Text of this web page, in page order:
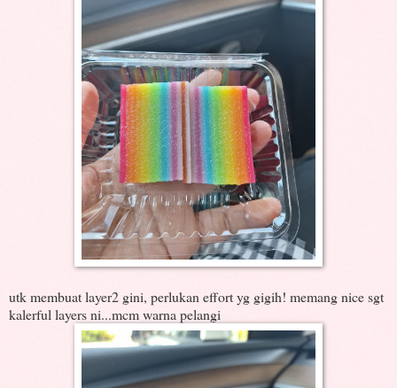
utk membuat layer2 gini, perlukan effort yg gigih! memang nice sgt
kalerful layers ni...mcm warna pelangi